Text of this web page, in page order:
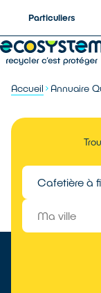
Particuliers
Accueil Annuaire